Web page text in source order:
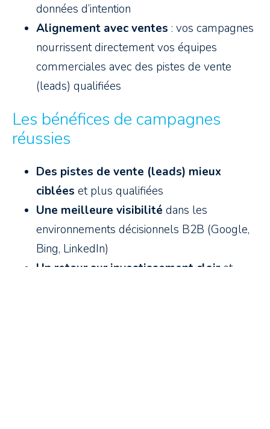
données d’intention
Alignement avec ventes : vos campagnes
nourrissent directement vos équipes
commerciales avec des pistes de vente
(leads) qualifiées
Les bénéfices de campagnes
réussies
Des pistes de vente (leads) mieux
ciblées et plus qualifiées
Une meilleure visibilité dans les
environnements décisionnels B2B (Google,
Bing, LinkedIn)
Un retour sur investissement clair et